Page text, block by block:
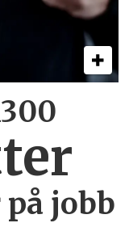
jobb